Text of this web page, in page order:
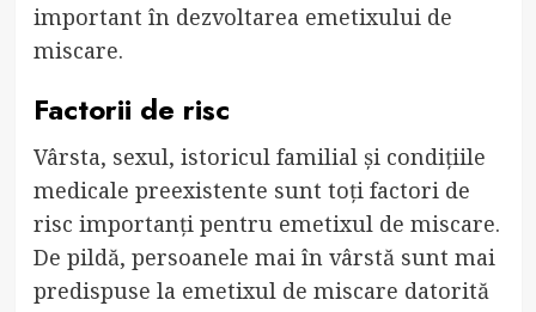
important în dezvoltarea emetixului de
miscare.
Factorii de risc
Vârsta, sexul, istoricul familial și condițiile
medicale preexistente sunt toți factori de
risc importanți pentru emetixul de miscare.
De pildă, persoanele mai în vârstă sunt mai
predispuse la emetixul de miscare datorită